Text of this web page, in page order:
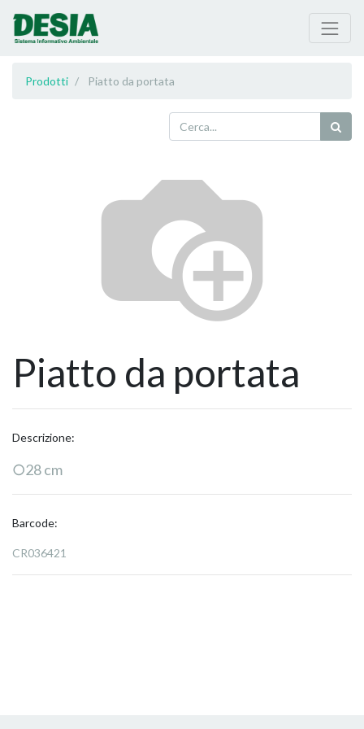
Prodotti Piatto da portata
Piatto da portata
Descrizione:
○28 cm
Barcode:
CR036421